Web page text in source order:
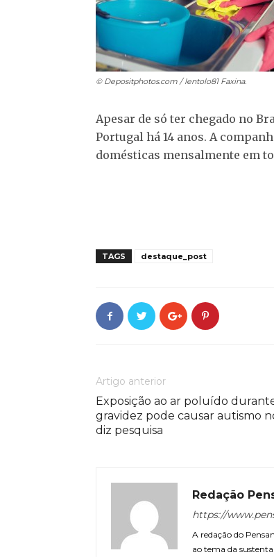
© Depositphotos.com / lentolo81Faxina.
Apesar de só ter chegado no
Portugal há 14 anos. A
domésticas mensalmente em
TAGS destaque_post
Artigo anterior
Exposição ao ar poluído
gravidez pode causar autismo
diz pesquisa
Redação
https://
A redação do
ao tema da